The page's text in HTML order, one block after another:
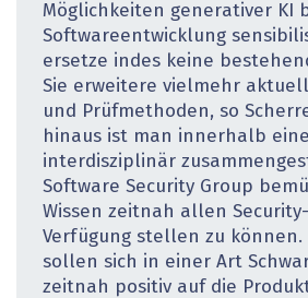
Möglichkeiten generativer KI
Software­entwicklung
ersetze indes keine
Sie erweitere vielmehr
und Prüfmethoden, so
hinaus ist man innerhalb
interdisziplinär
Software Security Group
Wissen zeitnah allen
Verfügung stellen zu
sollen sich in einer Art
zeitnah positiv auf die